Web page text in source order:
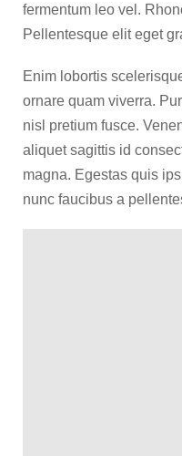
fermentum leo vel.
Pellentesque elit eget
Enim lobortis
ornare quam viverra.
nisl pretium fusce.
aliquet sagittis id
magna. Egestas quis
nunc faucibus a